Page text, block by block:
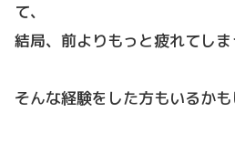
て、
結局、前よりもっと疲れてしま
そんな経験をした方もいるかも